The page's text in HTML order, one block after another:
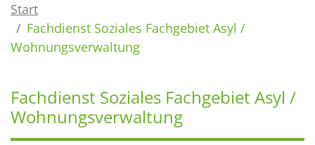
Start
Fachdienst Soziales Fachgebiet Asyl /
Wohnungsverwaltung
Fachdienst Soziales Fachgebiet Asyl /
Wohnungsverwaltung